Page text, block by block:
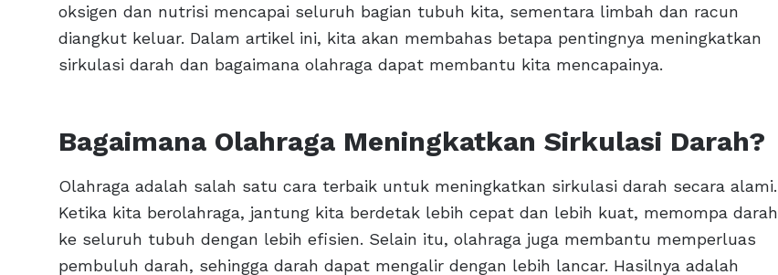
oksigen dan nutrisi mencapai seluruh bagian tubuh kita, sementara limbah dan racun
diangkut keluar. Dalam artikel ini, kita akan membahas betapa pentingnya meningkatkan
sirkulasi darah dan bagaimana olahraga dapat membantu kita mencapainya.
Bagaimana Olahraga Meningkatkan Sirkulasi Darah?
Olahraga adalah salah satu cara terbaik untuk meningkatkan sirkulasi darah secara alami.
Ketika kita berolahraga, jantung kita berdetak lebih cepat dan lebih kuat, memompa darah
ke seluruh tubuh dengan lebih efisien. Selain itu, olahraga juga membantu memperluas
pembuluh darah, sehingga darah dapat mengalir dengan lebih lancar. Hasilnya adalah